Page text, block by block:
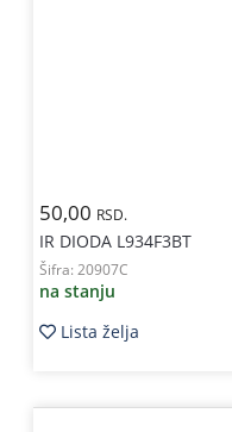
Poslovna
oprema,računari
Strujni
program
50,00 RSD.
IR DIODA L934F3BT
Šifra: 20907C
na stanju
Lista želja